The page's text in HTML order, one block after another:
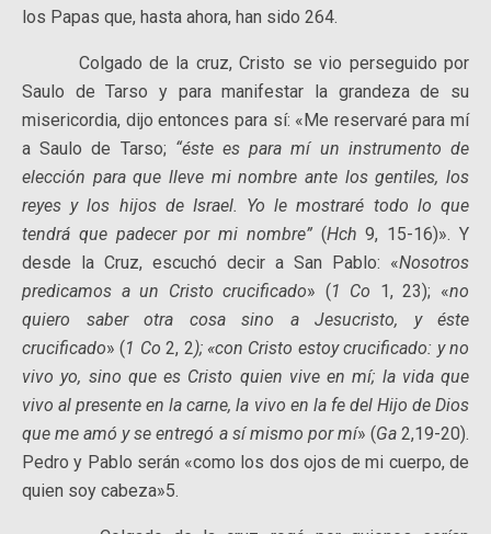
los Papas que, hasta ahora, han sido 264.
Colgado de la cruz, Cristo se vio perseguido por
Saulo de Tarso y para manifestar la grandeza de su
misericordia, dijo entonces para sí: «Me reservaré para mí
a Saulo de Tarso; “éste es para mí un instrumento de
elección para que lleve mi nombre ante los gentiles, los
reyes y los hijos de Israel. Yo le mostraré todo lo que
tendrá que padecer por mi nombre”(Hch 9, 15-16)». Y
desde la Cruz, escuchó decir a San Pablo: «Nosotros
predicamos a un Cristo crucificado» (1 Co 1, 23); «no
quiero saber otra cosa sino a Jesucristo, y éste
crucificado» (1 Co 2, 2); «con Cristo estoy crucificado: y no
vivo yo, sino que es Cristo quien vive en mí; la vida que
vivo al presente en la carne, la vivo en la fe del Hijo de Dios
que me amó y se entregó a sí mismo por mí» (Ga2,19-20).
Pedro y Pablo serán «como los dos ojos de mi cuerpo, de
quien soy cabeza»5.